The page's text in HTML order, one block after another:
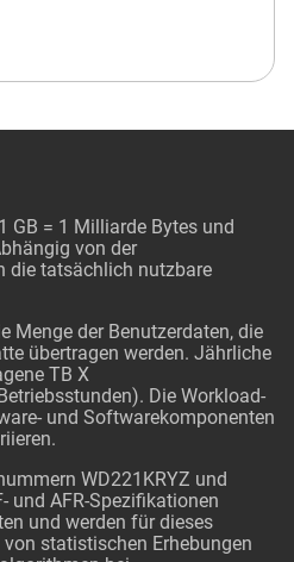
GB = 1 Milliarde Bytes und
von der
die tatsächlich nutzbare
Menge der Benutzerdaten, die
übertragen werden. Jährliche
TB X
Die Workload-
und Softwarekomponenten
WD221KRYZ und
und AFR-Spezifikationen
und werden für dieses
statistischen Erhebungen